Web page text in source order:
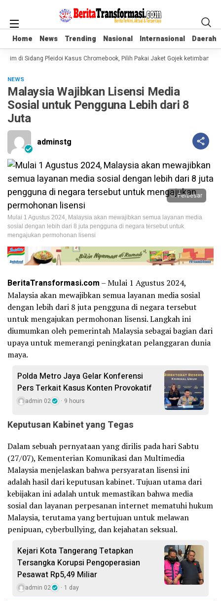
Home News Trending Nasional Internasional Daerah
Home News Trending Nasional Internasional Daerah
di Sidang Pleidoi Kasus Chromebook, Pilih Pakai Jaket Gojek ketimbang
NEWS
Malaysia Wajibkan Lisensi Media
Sosial untuk Pengguna Lebih dari 8
Juta
adminstg
Perbesar
Mulai 1 Agustus 2024, Malaysia akan mewajibkan semua layanan media
sosial dengan lebih dari 8 juta pengguna di negara tersebut untuk
mengajukan permohonan lisensi
BeritaTransformasi.com – Mulai 1 Agustus 2024,
Malaysia akan mewajibkan semua layanan media sosial
dengan lebih dari 8 juta pengguna di negara tersebut
untuk mengajukan permohonan lisensi. Langkah ini
diumumkan oleh pemerintah Malaysia sebagai bagian dari
upaya untuk memerangi peningkatan pelanggaran dunia
maya.
Polda Metro Jaya Gelar Konferensi
Pers Terkait Kasus Konten Provokatif
admin 02 9 hours
Keputusan Kabinet yang Tegas
Dalam sebuah pernyataan yang dirilis pada hari Sabtu
(27/07), Kementerian Komunikasi dan Multimedia
Malaysia menjelaskan bahwa persyaratan lisensi ini
adalah hasil dari keputusan kabinet. Tujuan utama dari
kebijakan ini adalah untuk memastikan bahwa media
sosial dan layanan perpesanan internet mematuhi hukum
Malaysia, terutama yang bertujuan untuk melawan
penipuan, cyberbullying, dan kejahatan seksual.
Kejari Kota Tangerang Tetapkan
Tersangka Korupsi Pengoperasian
Pesawat Rp5,49 Miliar
admin 02 1 day